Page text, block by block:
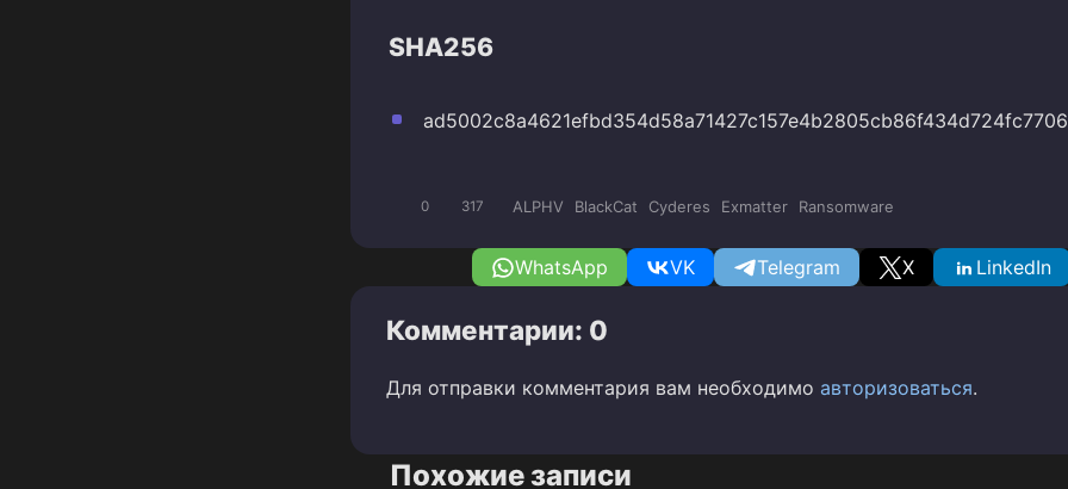
SHA256
0 317 ALPHV BlackCat Cyderes Exmatter Ransomware
WhatsApp VK Telegram X LinkedIn
Комментарии: 0
Для отправки комментария вам необходимо авторизоваться.
Похожие записи